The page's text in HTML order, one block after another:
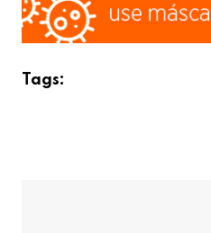
Tags: